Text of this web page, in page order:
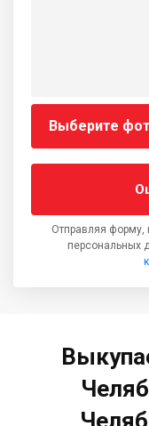
Выберите
Отправляя форму,
персональных